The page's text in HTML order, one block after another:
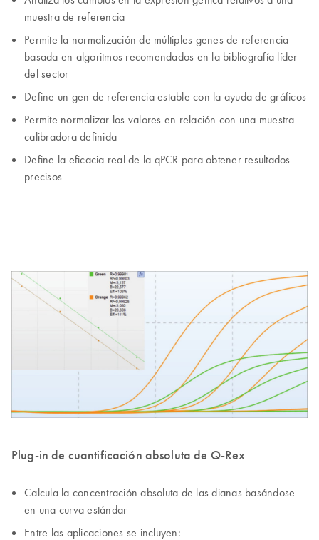
muestra de referencia
Permite la normalización de múltiples genes de referencia
basada en algoritmos recomendados en la bibliografía líder
del sector
Define un gen de referencia estable con la ayuda de gráficos
Permite normalizar los valores en relación con una muestra
calibradora definida
Define la eficacia real de la qPCR para obtener resultados
precisos
Plug-in de cuantificación absoluta de Q-Rex
Calcula la concentración absoluta de las dianas basándose
en una curva estándar
Entre las aplicaciones se incluyen: